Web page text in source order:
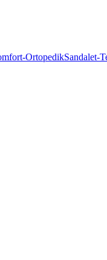
OrtopedikSandalet-